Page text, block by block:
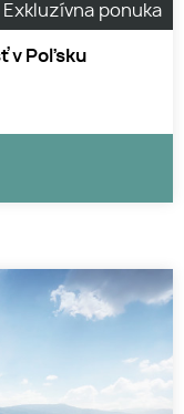
Exkluzívna ponuka
v Poľsku